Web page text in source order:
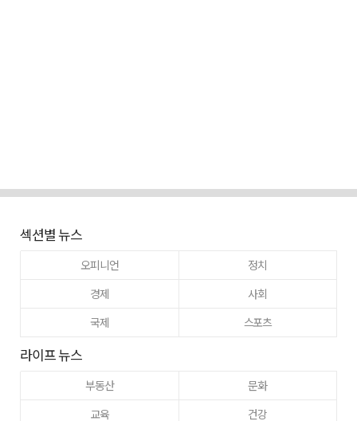
섹션별 뉴스
오피니언
정치
경제
사회
국제
스포츠
라이프 뉴스
부동산
문화
교육
건강